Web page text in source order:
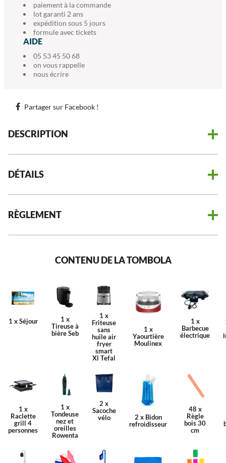
paiement à la commande
lot garanti 2 ans
expédition sous 5 jours
formule avec tickets
AIDE
05 53 45 50 68
on vous rappelle
nous écrire
Partager sur Facebook !
DESCRIPTION
DÉTAILS
RÈGLEMENT
CONTENU DE LA TOMBOLA
1 x Séjour
1 x
Tireuse à
bière Seb
1 x
Friteuse
sans
huile air
fryer
smart
Xl Tefal
1 x
Yaourtière
Moulinex
1 x
Barbecue
électrique
1 x
Raclette
grill 4
personnes
1 x
Tondeuse
nez et
oreilles
Rowenta
2 x
Sacoche
vélo
2 x Bidon
refroidisseur
48 x
Règle
bois 30
cm